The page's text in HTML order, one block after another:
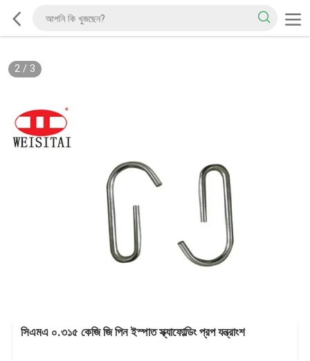
2/ 3
সিএমএ ০.৩১৫ কেজি জি পিন ইস্পাত স্ক্যাফোল্ডিং প্রপ যন্ত্রাংশ